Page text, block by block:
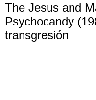
The Jesus and
Psychocandy
transgresión